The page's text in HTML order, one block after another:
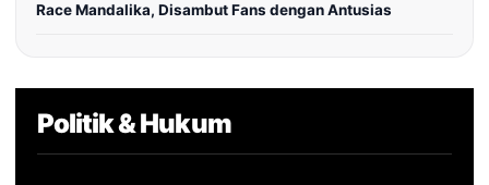
Race Mandalika, Disambut Fans dengan Antusias
Politik & Hukum